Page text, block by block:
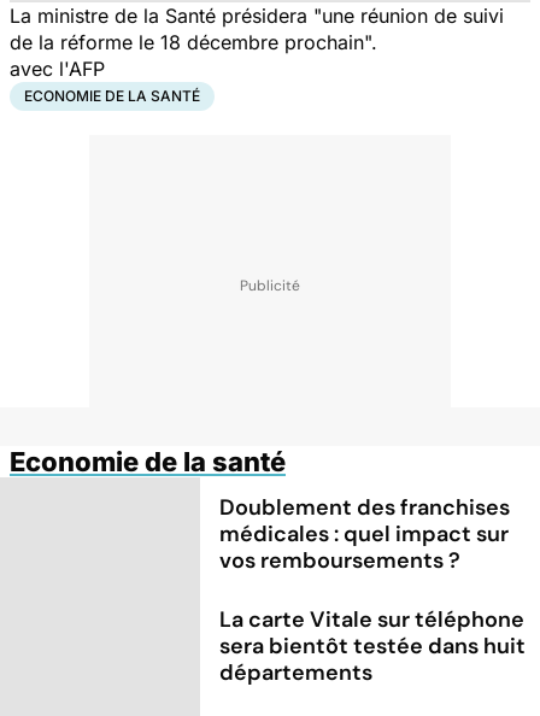
La ministre de la Santé présidera "une réunion de suivi
de la réforme le 18 décembre prochain".
avec l'AFP
ECONOMIE DE LA SANTÉ
Economie de la santé
Doublement des franchises
médicales : quel impact sur
vos remboursements ?
La carte Vitale sur téléphone
sera bientôt testée dans huit
départements